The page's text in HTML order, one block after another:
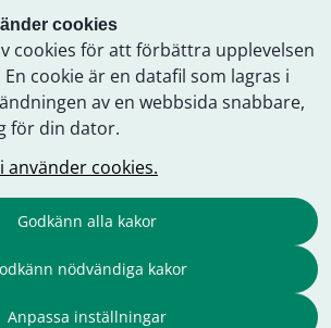
cookies
cookies för att förbättra upplevelsen
cookie är en datafil som lagras i
av en webbsida snabbare,
för din dator.
använder cookies.
Godkänn alla kakor
nödvändiga kakor
Anpassa inställningar